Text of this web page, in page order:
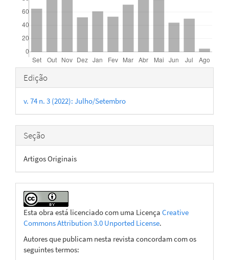
Detalhes
do
artigo
Edição
v. 74 n. 3 (2022): Julho/Setembro
Seção
Artigos Originais
Esta obra está licenciado com uma Licença Creative
Commons Attribution 3.0 Unported License.
Autores que publicam nesta revista concordam com os
seguintes termos: